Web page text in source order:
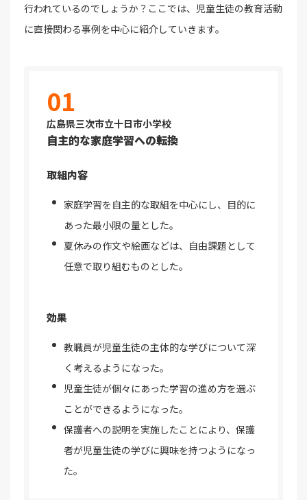
行われているのでしょうか？ここでは、児童生徒の教育活動
に直接関わる事例を中心に紹介していきます。
01
広島県三次市立十日市小学校
自主的な家庭学習への転換
取組内容
家庭学習を自主的な取組を中心にし、目的に
あった最小限の量とした。
夏休みの作文や絵画などは、自由課題として
任意で取り組むものとした。
効果
教職員が児童生徒の主体的な学びについて深
く考えるようになった。
児童生徒が個々にあった学習の進め方を選ぶ
ことができるようになった。
保護者への説明を実施したことにより、保護
者が児童生徒の学びに興味を持つようになっ
た。